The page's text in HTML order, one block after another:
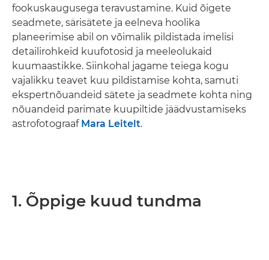
fookuskaugusega teravustamine. Kuid õigete
seadmete, särisätete ja eelneva hoolika
planeerimise abil on võimalik pildistada imelisi
detailirohkeid kuufotosid ja meeleolukaid
kuumaastikke. Siinkohal jagame teiega kogu
vajalikku teavet kuu pildistamise kohta, samuti
ekspertnõuandeid sätete ja seadmete kohta ning
nõuandeid parimate kuupiltide jäädvustamiseks
astrofotograaf Mara Leitelt.
1. Õppige kuud tundma